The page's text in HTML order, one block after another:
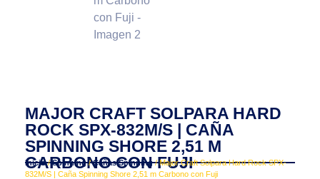
MAJOR CRAFT SOLPARA HARD
ROCK SPX-832M/S | CAÑA
SPINNING SHORE 2,51 M
CARBONO CON FUJI
Inicio/Spinning/Cañas Spinning/ Major Craft Solpara Hard Rock SPX-
832M/S | Caña Spinning Shore 2,51 m Carbono con Fuji